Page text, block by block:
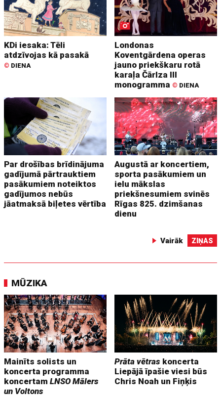
KDi iesaka: Tēli
atdzīvojas kā pasakā
© DIENA
Londonas
Koventgārdena operas
jauno priekškaru rotā
karaļa Čārlza III
monogramma © DIENA
Par drošības brīdinājuma
gadījumā pārtrauktiem
pasākumiem noteiktos
gadījumos nebūs
jāatmaksā biļetes vērtība
Augustā ar koncertiem,
sporta pasākumiem un
ielu mākslas
priekšnesumiem svinēs
Rīgas 825. dzimšanas
dienu
Vairāk ZIŅAS
MŪZIKA
Mainīts solists un
koncerta programma
koncertamLNSO Mālers
un Voltons
Prāta vētras koncerta
Liepājā īpašie viesi būs
Chris Noah un Fiņķis